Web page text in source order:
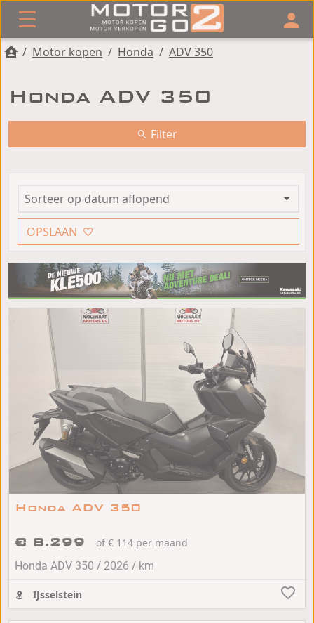
/ Motor kopen / Honda / ADV 350
Honda ADV 350
Filter
OPSLAAN
Honda ADV 350
€ 8.299
of € 114 per maand
Honda ADV 350 / 2026 / km
IJsselstein